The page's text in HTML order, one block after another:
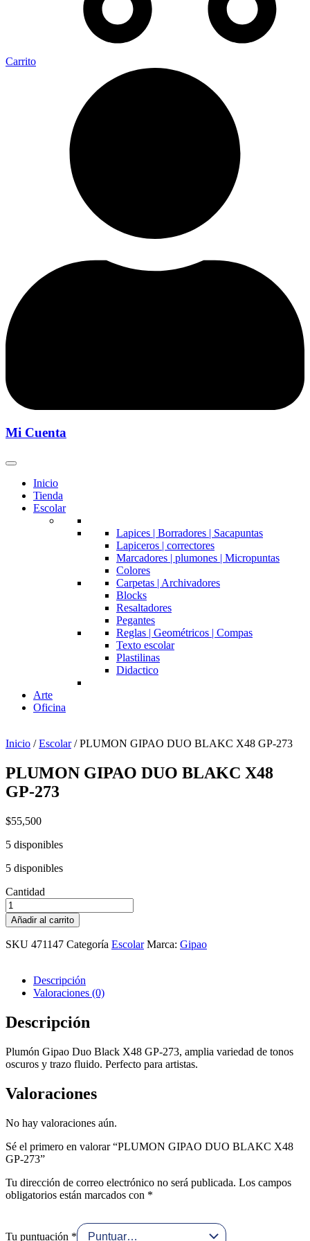
Carrito
Mi Cuenta
Inicio
Tienda
Escolar
Lapices | Borradores | Sacapuntas
Lapiceros | correctores
Marcadores | plumones | Micropuntas
Colores
Carpetas | Archivadores
Blocks
Resaltadores
Pegantes
Reglas | Geométricos | Compas
Texto escolar
Plastilinas
Didactico
Arte
Oficina
Inicio /Escolar/ PLUMON GIPAO DUO BLAKC X48 GP-273
PLUMON GIPAO DUO BLAKC X48
GP-273
$55,500
5 disponibles
5 disponibles
Cantidad
PLUMON
GIPAO
DUO
BLAKC
cantidad
Añadir al carrito
SKU 471147 Categoría Escolar Marca: Gipao
Descripción
Valoraciones (0)
Descripción
Plumón Gipao Duo Black X48 GP-273, amplia variedad de tonos
oscuros y trazo fluido. Perfecto para artistas.
Valoraciones
No hay valoraciones aún.
Sé el primero en valorar “PLUMON GIPAO DUO BLAKC X48
GP-273”
Tu dirección de correo electrónico no será publicada. Los campos
obligatorios están marcados con *
Tu puntuación *